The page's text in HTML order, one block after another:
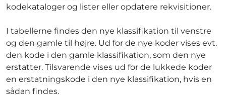
kodekataloger og lister eller opdatere rekvisitioner.
I tabellerne findes den nye klassifikation til venstre
og den gamle til højre. Ud for de nye koder vises evt.
den kode i den gamle klassifikation, som den nye
erstatter. Tilsvarende vises ud for de lukkede koder
en erstatningskode i den nye klassifikation, hvis en
sådan findes.